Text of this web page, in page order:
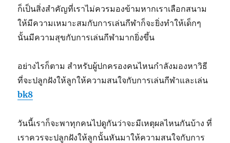
ก็เป็นสิ่งสำคัญที่เราไม่ควรมองข้ามหากเราเลือกสนาม
ให้มีความเหมาะสมกับการเล่นกีฬาก็จะยิ่งทำให้เด็กๆ
นั้นมีความสุขกับการเล่นกีฬามากยิ่งขึ้น
อย่างไรก็ตาม สำหรับผู้ปกครองคนไหนกำลังมองหาวิธี
ที่จะปลูกฝังให้ลูกให้ความสนใจกับการเล่นกีฬาและเล่น
bk8
วันนี้เราก็จะพาทุกคนไปดูกันว่าจะมีเหตุผลไหนกันบ้าง ที่
เราควรจะปลูกฝังให้ลูกนั้นหันมาให้ความสนใจกับการ